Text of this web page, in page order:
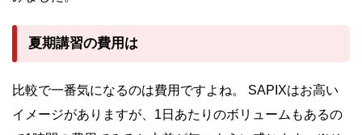
夏期講習の費用は
比較で一番気になるのは費用ですよね。 SAPIXはお高い
イメージがありますが、1日あたりのボリュームもあるの